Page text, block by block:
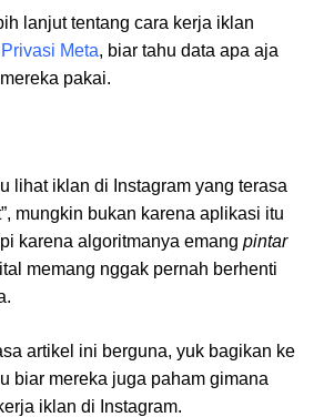
lanjut tentang cara kerja iklan
Meta, biar tahu data apa aja
pakai.
lihat iklan di Instagram yang terasa
mungkin bukan karena aplikasi itu
karena algoritmanya emang pintar
memang nggak pernah berhenti
artikel ini berguna, yuk bagikan ke
biar mereka juga paham gimana
iklan di Instagram.